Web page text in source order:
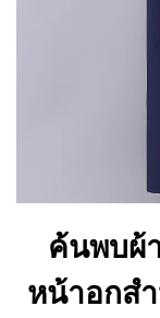
ค้นพบผ้
หน้าอกส